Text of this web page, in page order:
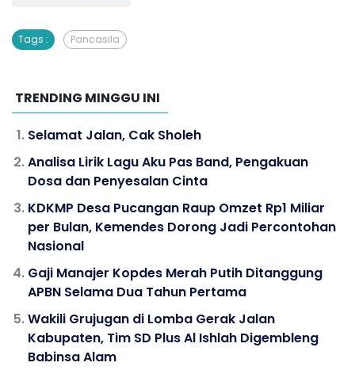
Tags : Pancasila
TRENDING MINGGU INI
Selamat Jalan, Cak Sholeh
Analisa Lirik Lagu Aku Pas Band, Pengakuan
Dosa dan Penyesalan Cinta
KDKMP Desa Pucangan Raup Omzet Rp1 Miliar
per Bulan, Kemendes Dorong Jadi Percontohan
Nasional
Gaji Manajer Kopdes Merah Putih Ditanggung
APBN Selama Dua Tahun Pertama
Wakili Grujugan di Lomba Gerak Jalan
Kabupaten, Tim SD Plus Al Ishlah Digembleng
Babinsa Alam